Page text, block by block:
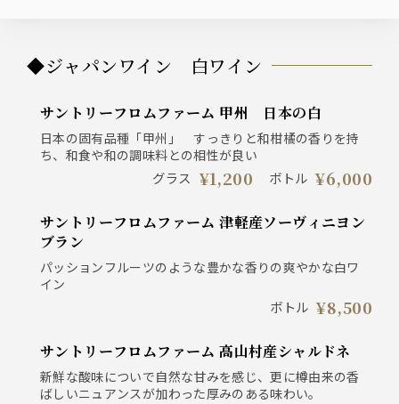
◆ジャパンワイン 白ワイン
サントリーフロムファーム 甲州 日本の白
日本の固有品種「甲州」 すっきりと和柑橘の香りを持
ち、和食や和の調味料との相性が良い
グラス ¥1,200 ボトル ¥6,000
サントリーフロムファーム 津軽産ソーヴィニヨン
ブラン
パッションフルーツのような豊かな香りの爽やかな白ワ
イン
ボトル ¥8,500
サントリーフロムファーム 高山村産シャルドネ
新鮮な酸味についで自然な甘みを感じ、更に樽由来の香
ばしいニュアンスが加わった厚みのある味わい。